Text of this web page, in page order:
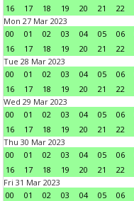
16
17 18 19 20 21 22
Mon 27 Mar 2023
00
01 02 03 04 05 06
16
17 18 19 20 21 22
Tue 28 Mar 2023
00
01 02 03 04 05 06
16
17 18 19 20 21 22
Wed 29 Mar 2023
00
01 02 03 04 05 06
16
17 18 19 20 21 22
Thu 30 Mar 2023
00
01 02 03 04 05 06
16
17 18 19 20 21 22
Fri 31 Mar 2023
00
01 02 03 04 05 06